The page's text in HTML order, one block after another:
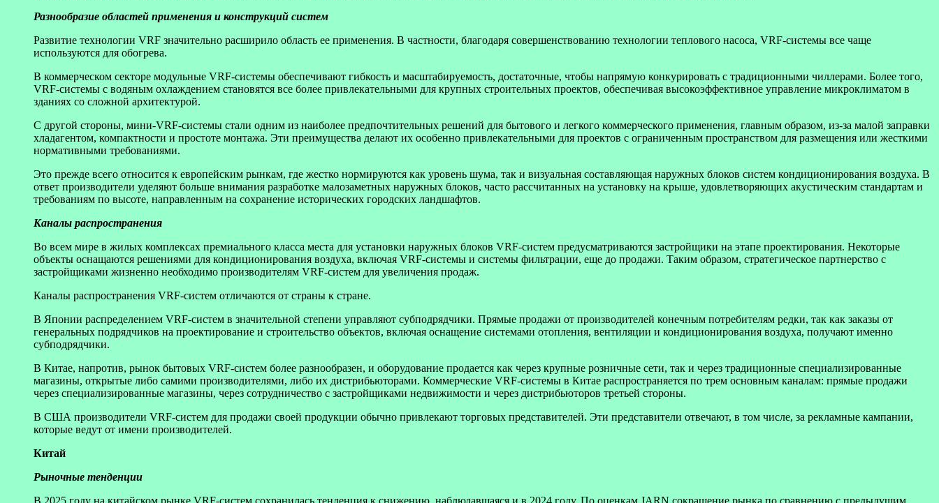
Разнообразие областей применения и конструкций систем
Развитие технологии VRF значительно расширило область ее применения. В частности, благодаря совершенствованию технологии теплового насоса, VRF-системы все чаще
используются для обогрева.
В коммерческом секторе модульные VRF-системы обеспечивают гибкость и масштабируемость, достаточные, чтобы напрямую конкурировать с традиционными чиллерами. Более того,
VRF-системы с водяным охлаждением становятся все более привлекательными для крупных строительных проектов, обеспечивая высокоэффективное управление микроклиматом в
зданиях со сложной архитектурой.
С другой стороны, мини-VRF-системы стали одним из наиболее предпочтительных решений для бытового и легкого коммерческого применения, главным образом, из-за малой заправки
хладагентом, компактности и простоте монтажа. Эти преимущества делают их особенно привлекательными для проектов с ограниченным пространством для размещения или жесткими
нормативными требованиями.
Это прежде всего относится к европейским рынкам, где жестко нормируются как уровень шума, так и визуальная составляющая наружных блоков систем кондиционирования воздуха. В
ответ производители уделяют больше внимания разработке малозаметных наружных блоков, часто рассчитанных на установку на крыше, удовлетворяющих акустическим стандартам и
требованиям по высоте, направленным на сохранение исторических городских ландшафтов.
Каналы распространения
Во всем мире в жилых комплексах премиального класса места для установки наружных блоков VRF-систем предусматриваются застройщики на этапе проектирования. Некоторые
объекты оснащаются решениями для кондиционирования воздуха, включая VRF-системы и системы фильтрации, еще до продажи. Таким образом, стратегическое партнерство с
застройщиками жизненно необходимо производителям VRF-систем для увеличения продаж.
Каналы распространения VRF-систем отличаются от страны к стране.
В Японии распределением VRF-систем в значительной степени управляют субподрядчики. Прямые продажи от производителей конечным потребителям редки, так как заказы от
генеральных подрядчиков на проектирование и строительство объектов, включая оснащение системами отопления, вентиляции и кондиционирования воздуха, получают именно
субподрядчики.
В Китае, напротив, рынок бытовых VRF-систем более разнообразен, и оборудование продается как через крупные розничные сети, так и через традиционные специализированные
магазины, открытые либо самими производителями, либо их дистрибьюторами. Коммерческие VRF-системы в Китае распространяется по трем основным каналам: прямые продажи
через специализированные магазины, через сотрудничество с застройщиками недвижимости и через дистрибьюторов третьей стороны.
В США производители VRF-систем для продажи своей продукции обычно привлекают торговых представителей. Эти представители отвечают, в том числе, за рекламные кампании,
которые ведут от имени производителей.
Китай
Рыночные тенденции